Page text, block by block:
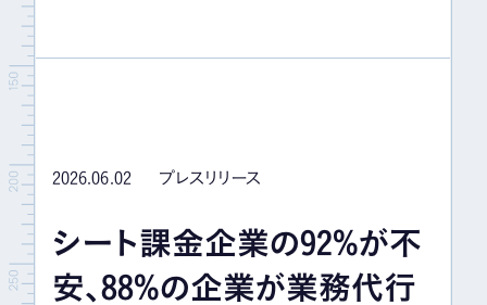
ニュース
パートナー
サポート
イベント＆セミナー
2026.06.02 プレスリリース
シート課金企業の92%が不
安、88%の企業が業務代行